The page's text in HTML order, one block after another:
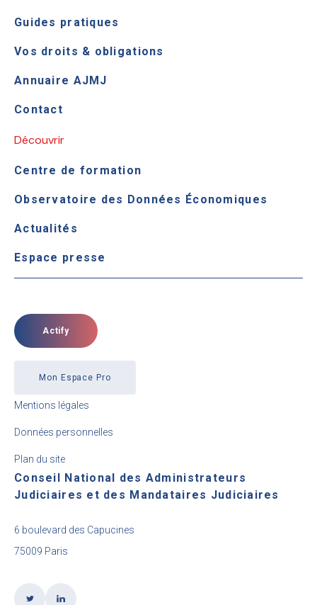
Guides pratiques
Vos droits & obligations
Annuaire AJMJ
Contact
Découvrir
Centre de formation
Observatoire des Données Économiques
Actualités
Espace presse
Actify
Mon Espace Pro
Mentions légales
Données personnelles
Plan du site
Conseil National des Administrateurs
Judiciaires et des Mandataires Judiciaires
6 boulevard des Capucines
75009 Paris